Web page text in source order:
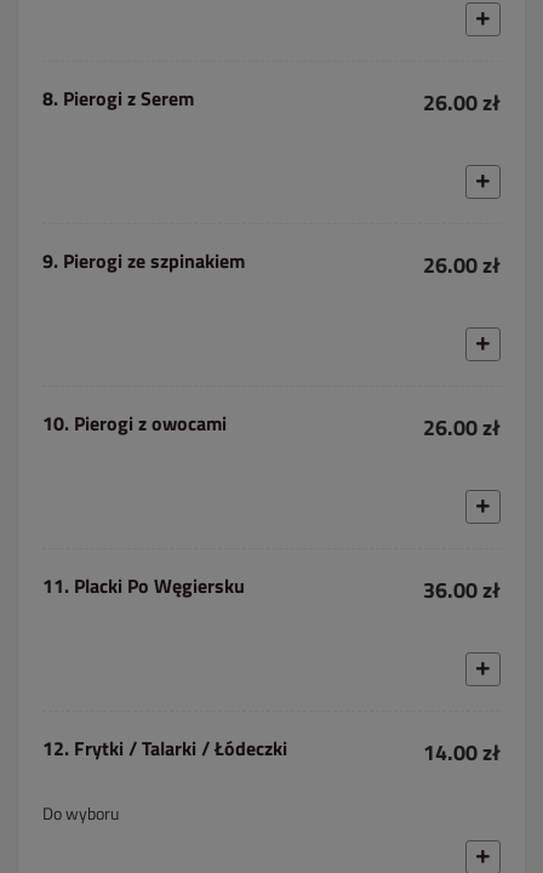
8. Pierogi z Serem 26.00 zł
9. Pierogi ze szpinakiem 26.00 zł
10. Pierogi z owocami 26.00 zł
11. Placki Po Węgiersku 36.00 zł
12. Frytki / Talarki / Łódeczki 14.00 zł
Do wyboru